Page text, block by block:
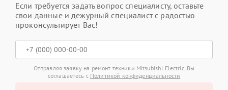
Если требуется задать вопрос специалисту, оставьте
свои данные и дежурный специалист с радостью
проконсультирует Вас!
Отправляя заявку на ремонт техники Mitsubishi Electric, Вы
соглашаетесь с Политикой конфиденциальности